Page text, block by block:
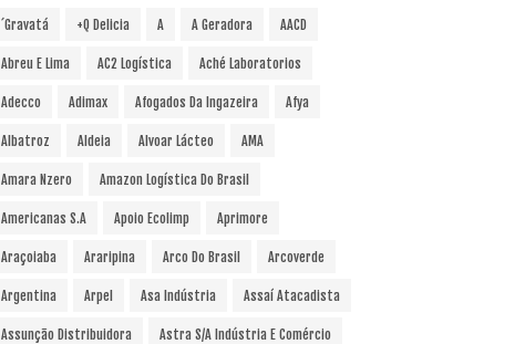
´Gravatá +Q Delicia A A Geradora AACD
Abreu E Lima AC2 Logística Aché Laboratorios
Adecco Adimax Afogados Da Ingazeira Afya
Albatroz Aldeia Alvoar Lácteo AMA
Amara Nzero Amazon Logística Do Brasil
Americanas S.A Apoio Ecolimp Aprimore
Araçoiaba Araripina Arco Do Brasil Arcoverde
Argentina Arpel Asa Indústria Assaí Atacadista
Assunção Distribuidora Astra S/A Indústria E Comércio